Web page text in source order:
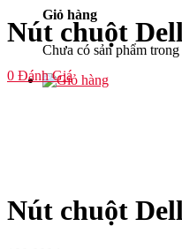
Giỏ hàng
Chưa có sản phẩm
Nút chuột
0 Đánh Giá
Nút chuột